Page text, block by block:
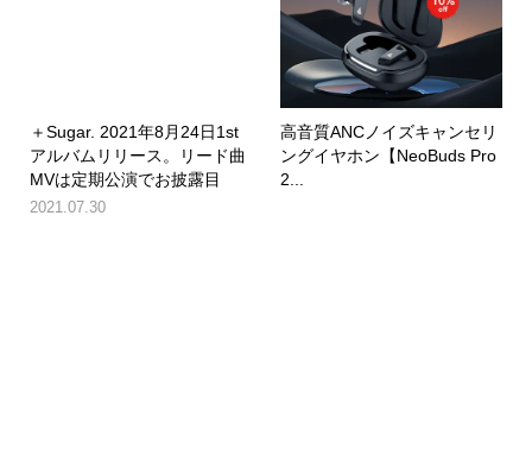
＋Sugar. 2021年8月24日1st
アルバムリリース。リード曲
MVは定期公演でお披露目
2021.07.30
高音質ANCノイズキャンセリ
ングイヤホン【NeoBuds Pro
2...